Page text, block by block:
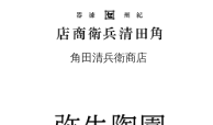
角田清兵衛商店